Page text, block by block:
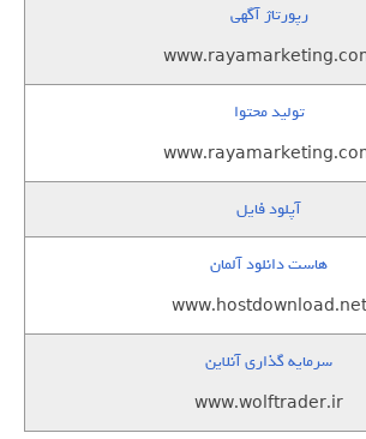
رپورتاژ آگهی
تولید محتوا
آپلود فایل
هاست دانلود آلمان
www.hostdownload.net
سرمایه گذاری آنلاین
www.wolftrader.ir